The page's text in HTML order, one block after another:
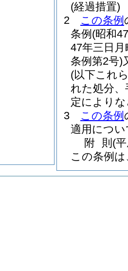
(経過措置)
2
この条例
条例 (昭和
47年三日
条例第2号)
(以下これ
れた処分
定により
3
この条例
適用につ
附 則 (
この条例